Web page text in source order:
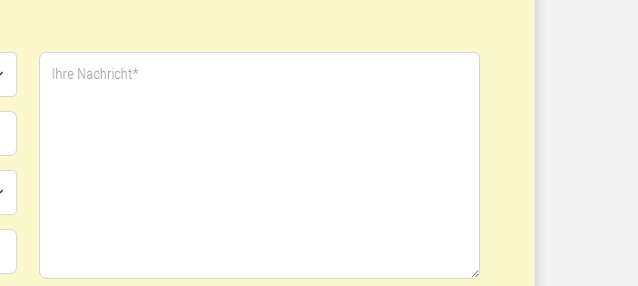
Ihre Nachricht*